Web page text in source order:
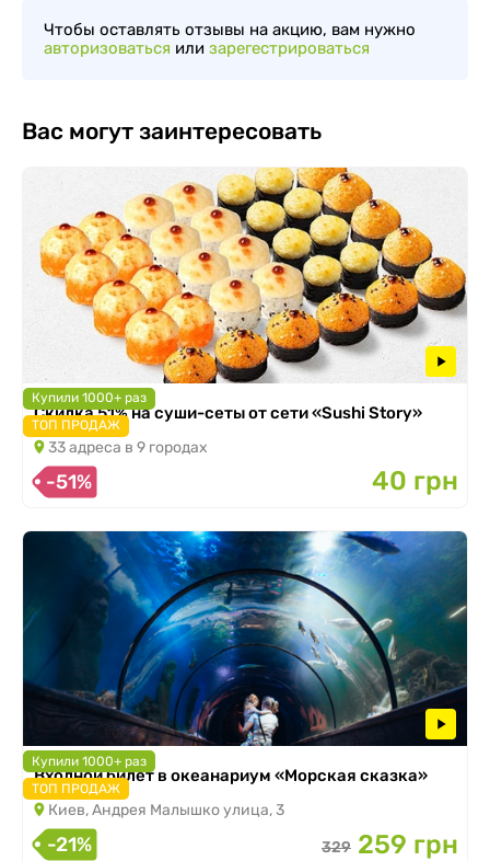
Чтобы оставлять отзывы на акцию, вам нужно
авторизоваться или зарегестрироваться
Вас могут заинтересовать
Купили 1000+ раз
ТОП ПРОДАЖ
Скидка 51% на суши-сеты от сети «Sushi Story»
33 адреса в 9 городах
-51% 40 грн
Купили 1000+ раз
ТОП ПРОДАЖ
Входной билет в океанариум «Морская сказка»
Киев, Андрея Малышко улица, 3
-21% 329 259 грн